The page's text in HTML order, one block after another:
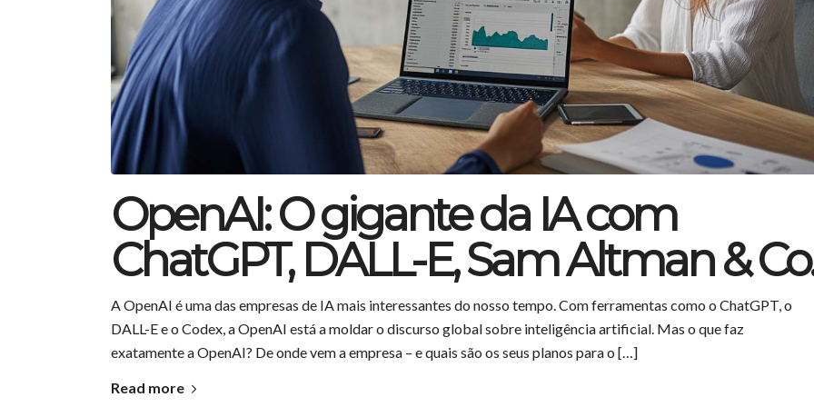
OpenAI: O gigante da IA com
ChatGPT, DALL-E, Sam Altman & Co.
A OpenAI é uma das empresas de IA mais interessantes do nosso tempo. Com ferramentas como o ChatGPT, o
DALL-E e o Codex, a OpenAI está a moldar o discurso global sobre inteligência artificial. Mas o que faz
exatamente a OpenAI? De onde vem a empresa – e quais são os seus planos para o […]
Read more